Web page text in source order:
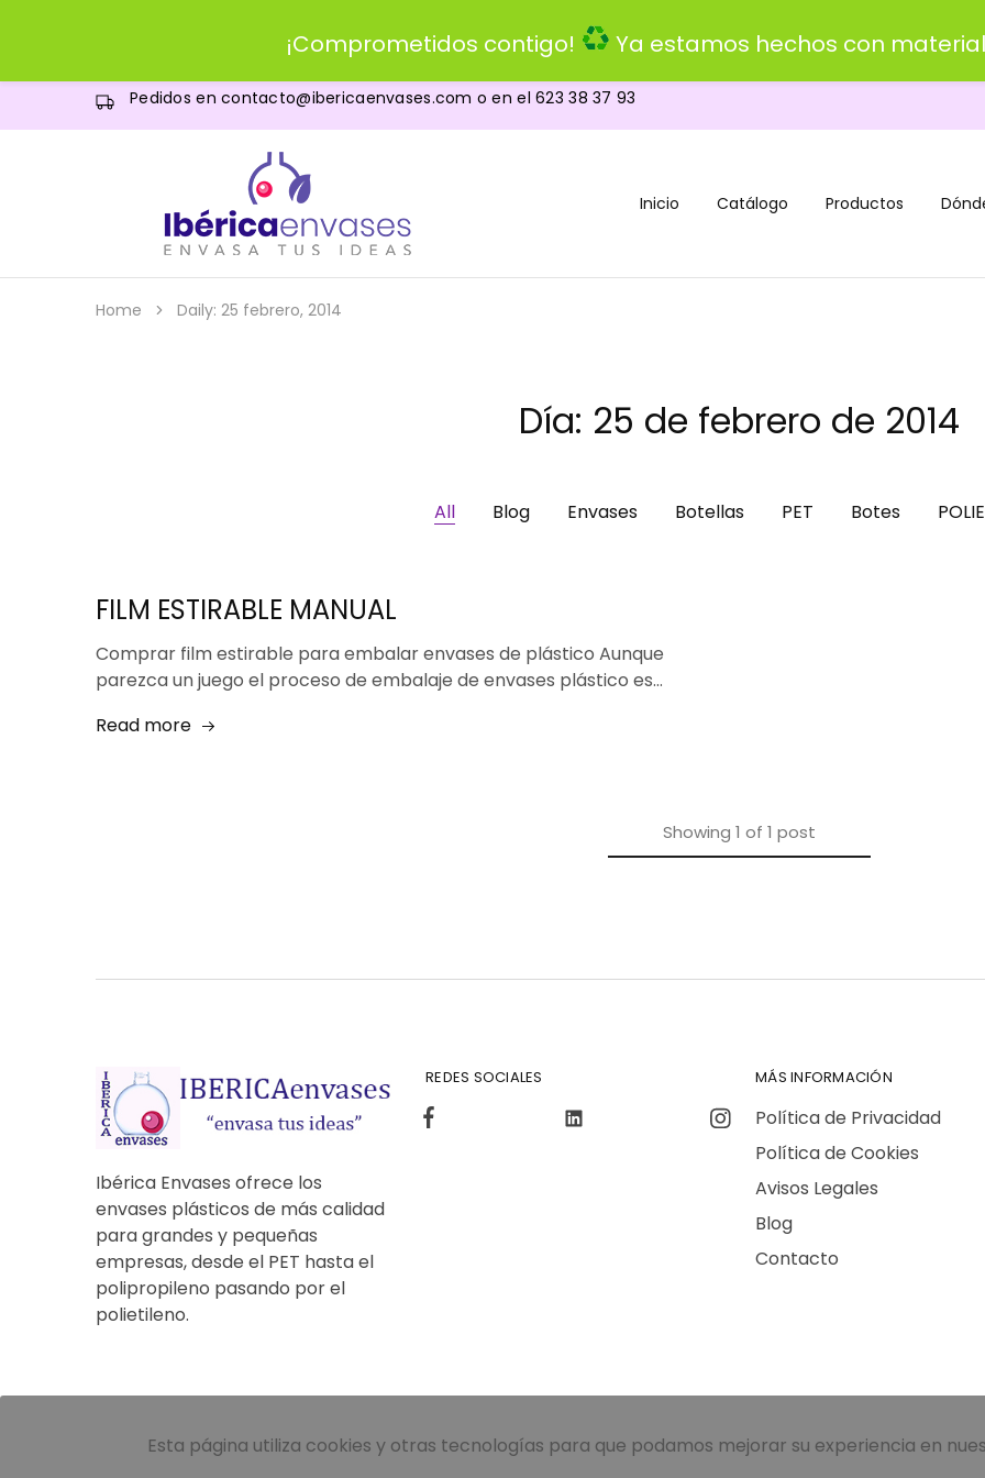
Pedidos encontacto@ibericaenvases.com o en el623 38 37 93
IBERICAenvases.com
envases
por
y
Inicio Catálogo Productos
Home Daily: 25 febrero, 2014
Día: 25 de febrero de 2014
All Blog Envases Botellas PET Botes
FILM ESTIRABLE MANUAL
Comprar film estirable para embalar envases de plástico Aunque
parezca un juego el proceso de embalaje de envases plástico es…
Read more
Showing 1 of 1 post
Ibérica Envases ofrece los
envases plásticos de más calidad
para grandes y pequeñas
empresas, desde el PET hasta el
polipropileno pasando por el
polietileno.
REDES SOCIALES MÁS INFORMACIÓN
Política de Privacidad
Política de Cookies
Avisos Legales
Blog
Contacto
© 2022 Todos los derechos reservados - IBÉRICA Envases
¡Comprometidos contigo! Ya estamos hechos con
Esta página utiliza cookies y otras tecnologías para que podamos mejorar su experiencia en